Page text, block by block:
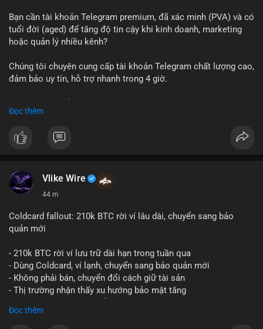
Bạn cần tài khoản Telegram premium, đã xác minh (PVA) và có
tuổi đời (aged) để tăng độ tin cậy khi kinh doanh, marketing
hoặc quản lý nhiều kênh?
Chúng tôi chuyên cung cấp tài khoản Telegram chất lượng cao,
đảm bảo uy tín, hỗ trợ nhanh trong 4 giờ.
📞 WhatsApp: +1 660 215-8938
📧 Email: localpvashop@gmail.com
premium, PVA, aged với giá tốt nhất!
Đọc thêm
Vlike Wire
44 m
Coldcard fallout: 210k BTC rời ví lâu dài, chuyển sang bảo
quản mới
- 210k BTC rời ví lưu trữ dài hạn trong tuần qua
- Dùng Coldcard, ví lạnh, chuyển sang bảo quản mới
- Không phải bán, chuyển đổi cách giữ tài sản
- Thị trường nhận thấy xu hướng bảo mật tăng
Đọc thêm